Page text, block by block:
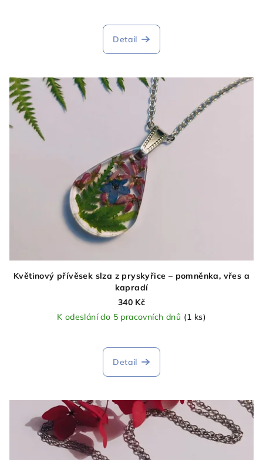
Detail
Květinový přívěsek slza z pryskyřice – pomněnka, vřes a
kapradí
340 Kč
K odeslání do 5 pracovních dnů (1 ks)
Detail